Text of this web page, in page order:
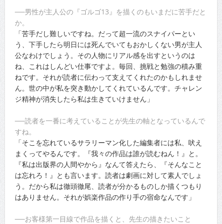
──男性が主人公の『ゴルゴ13』を描くのもいまだに苦手だと
か。
「苦手だし難しいですね。だって超一流のスナイパーとい
う、下手したら明日には死んでいてもおかしくない男が主人
公なわけでしょう。その人物にリアル感を出すというのは
ね、これはしんどい仕事ですよ。毎回、挑戦と勉強の積み重
ねです。それが読者に伝わって支えてくれたのかもしれませ
ん。世の中が私を突き動かしてくれているんです。チャレン
ジ精神が消失したら私は生きていけません」
──読者を一番に考えていることが先生の軸となっているんで
すね。
「そこを忘れているサラリーマン化した編集者には私、吠え
まくってやるんです。『我々の作品は誰が読むねん！』と。
『私は出版界の人間やから』なんて答えたら、『そんなこと
は忘れろ！』とも言います。読者は劇画に対して素人でしょ
う。だから私は徹頭徹尾、読者が分かるものしか描くつもり
はありません。それが娯楽作品の作り手の宿命なんです」
──お客様第一目線で作品を描くと、先生の描きたいこと